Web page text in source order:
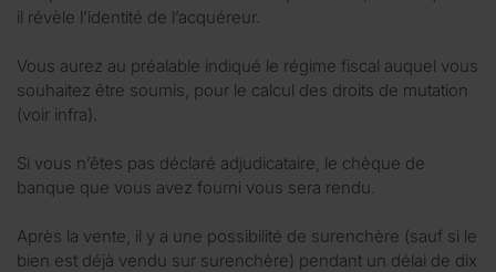
il révèle l’identité de l’acquéreur.
Vous aurez au préalable indiqué le régime fiscal auquel vous
souhaitez être soumis, pour le calcul des droits de mutation
(voir infra).
Si vous n’êtes pas déclaré adjudicataire, le chèque de
banque que vous avez fourni vous sera rendu.
Après la vente, il y a une possibilité de surenchère (sauf si le
bien est déjà vendu sur surenchère) pendant un délai de dix